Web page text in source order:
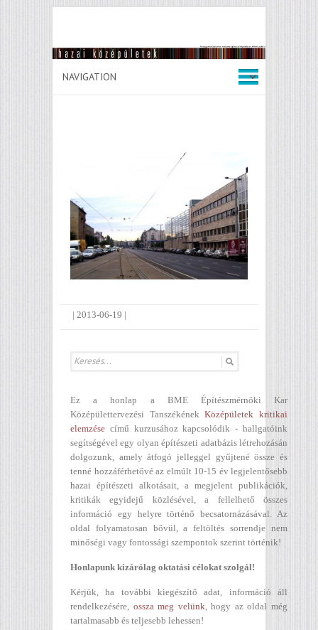
| 2013-06-19 |
Ez a honlap a BME Építészmérnöki Kar
Középülettervezési TanszékénekKözépületek kritikai
elemzése című kurzusához kapcsolódik - hallgatóink
segítségével egy olyan építészeti adatbázis létrehozásán
dolgozunk, amely átfogó jelleggel gyűjtené össze és
tenné hozzáférhetővé az elmúlt 10-15 év legjelentősebb
hazai építészeti alkotásait, a megjelent publikációk,
kritikák egyidejű közlésével, a fellelhető összes
információ egy helyre történő becsatornázásával. Az
oldal folyamatosan bővül, a feltöltés sorrendje nem
minőségi vagy fontossági szempontok szerint történik!
Honlapunk kizárólag oktatási célokat szolgál!
Kérjük, ha további kiegészítő adat, információ áll
rendelkezésére, ossza meg velünk , hogy az oldal még
tartalmasabb és teljesebb lehessen!